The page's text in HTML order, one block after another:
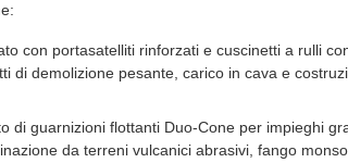
con portasatelliti rinforzati e cuscinetti a rulli
di demolizione pesante, carico in cava e
di guarnizioni flottanti Duo-Cone per impieghi
da terreni vulcanici abrasivi, fango